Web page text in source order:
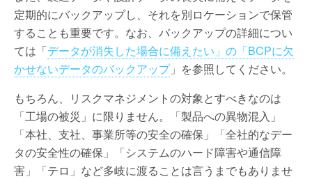
定期的にバックアップし、それを別ロケーションで保管
することも重要です。なお、バックアップの詳細につい
ては「データが消失した場合に備えたい」の「BCPに欠
かせないデータのバックアップ」を参照してください。
もちろん、リスクマネジメントの対象とすべきなのは
「工場の被災」に限りません。「製品への異物混入」
「本社、支社、事業所等の安全の確保」「全社的なデー
タの安全性の確保」「システムのハード障害や通信障
害」「テロ」など多岐に渡ることは言うまでもありませ